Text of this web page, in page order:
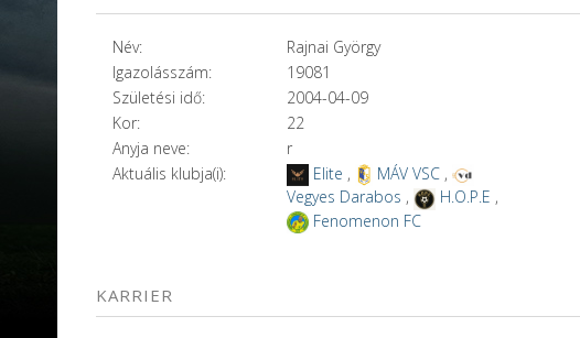
Név:
Rajnai György
Igazolásszám:
19081
Születési idő:
2004-04-09
Kor:
22
Anyja neve:
r
Aktuális klubja(i):
Elite , MÁV VSC,
Vegyes Darabos , H.O.P.E ,
Fenomenon FC
KARRIER